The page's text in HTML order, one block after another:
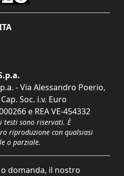
- Via Alessandro Poerio,
Soc. i.v. Euro
e REA VE-454332
sono riservati. È
riproduzione con qualsiasi
o parziale.
domanda, il nostro